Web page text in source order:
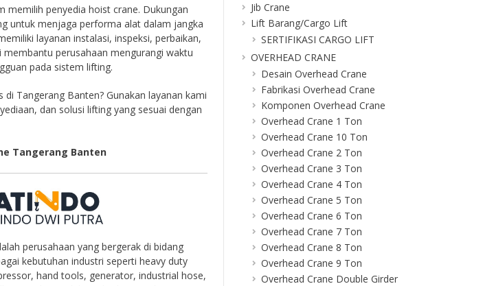
memilih penyedia hoist crane. Dukungan
untuk menjaga performa alat dalam jangka
layanan instalasi, inspeksi, perbaikan,
perusahaan mengurangi waktu
pada sistem lifting.
Tangerang Banten? Gunakan layanan kami
dan solusi lifting yang sesuai dengan
Tangerang Banten
perusahaan yang bergerak di bidang
kebutuhan industri seperti heavy duty
hand tools, generator, industrial hose,
Jib Crane
Lift Barang/Cargo Lift
SERTIFIKASI CARGO LIFT
OVERHEAD CRANE
Desain Overhead Crane
Fabrikasi Overhead Crane
Komponen Overhead Crane
Overhead Crane 1 Ton
Overhead Crane 10 Ton
Overhead Crane 2 Ton
Overhead Crane 3 Ton
Overhead Crane 4 Ton
Overhead Crane 5 Ton
Overhead Crane 6 Ton
Overhead Crane 7 Ton
Overhead Crane 8 Ton
Overhead Crane 9 Ton
Overhead Crane Double Girder